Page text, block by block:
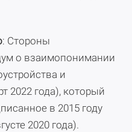
: Стороны
о взаимопонимании
и
2022 года), который
в 2015 году
2020 года).